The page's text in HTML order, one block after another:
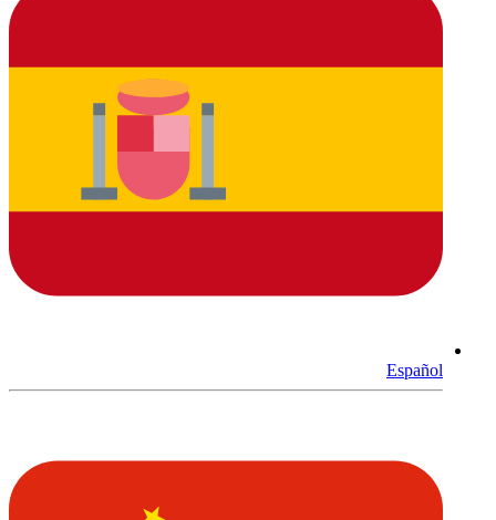
Español